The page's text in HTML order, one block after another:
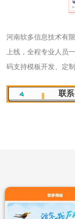
河南软多信息技术有
上线，全程专业人员
码支持模板开发、定